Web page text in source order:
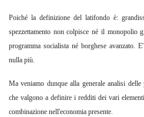
Poiché la definizione del latifondo è:
spezzettamento non colpisce né il monopolio
programma socialista né borghese avanzato.
nulla più.
Ma veniamo dunque alla generale analisi
che valgono a definire i redditi dei vari
combinazione nell'economia presente.